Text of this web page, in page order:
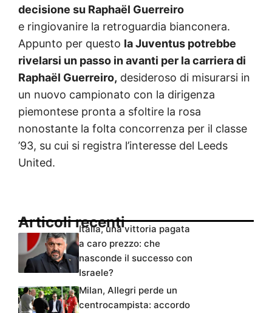
decisione su Raphaël Guerreiro
e ringiovanire la retroguardia bianconera.
Appunto per questo la Juventus potrebbe
rivelarsi un passo in avanti per la carriera di
Raphaël Guerreiro, desideroso di misurarsi in
un nuovo campionato con la dirigenza
piemontese pronta a sfoltire la rosa
nonostante la folta concorrenza per il classe
’93, su cui si registra l’interesse del Leeds
United.
Articoli recentiItalia, una vittoria pagata
a caro prezzo: che
nasconde il successo con
Israele?
Milan, Allegri perde un
centrocampista: accordo